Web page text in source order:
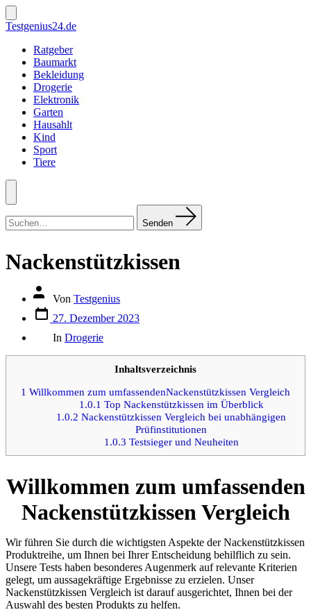
Zum
Inhalt
springen
Suche
ein-/ausblenden
Testgenius24.de
Ratgeber
Baumarkt
Bekleidung
Drogerie
Elektronik
Garten
Hausahlt
Kind
Sport
Tiere
Menü
nach:
Senden
Nackenstützkissen
Autor
Beitrags
Von Testgenius
Datum
des
Beitrags
27. Dezember 2023
In Drogerie
Inhaltsverzeichnis
1 Willkommen zum umfassendenNackenstützkissen Vergleich
1.0.1 Top Nackenstützkissen im Überblick
1.0.2 Nackenstützkissen Vergleich bei unabhängigen
Prüfinstitutionen
1.0.3 Testsieger und Neuheiten
Willkommen zum umfassenden
Nackenstützkissen Vergleich
Wir führen Sie durch die wichtigsten Aspekte der Nackenstützkissen
Produktreihe, um Ihnen bei Ihrer Entscheidung behilflich zu sein.
Unsere Tests haben besonderes Augenmerk auf relevante Kriterien
gelegt, um aussagekräftige Ergebnisse zu erzielen. Unser
Nackenstützkissen Vergleich ist darauf ausgerichtet, Ihnen bei der
Auswahl des besten Produkts zu helfen.